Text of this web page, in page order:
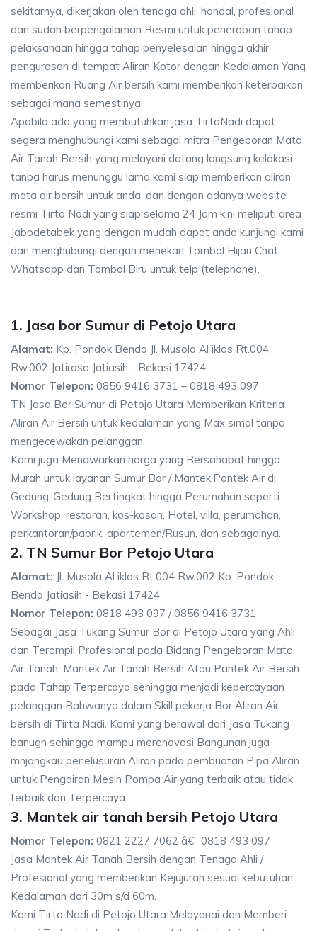
sekitarnya, dikerjakan oleh tenaga ahli, handal, profesional
dan sudah berpengalaman Resmi untuk penerapan tahap
pelaksanaan hingga tahap penyelesaian hingga akhir
pengurasan di tempat Aliran Kotor dengan Kedalaman Yang
memberikan Ruang Air bersih kami memberikan keterbaikan
sebagai mana semestinya.
Apabila ada yang membutuhkan jasa TirtaNadi dapat
segera menghubungi kami sebagai mitra Pengeboran Mata
Air Tanah Bersih yang melayani datang langsung kelokasi
tanpa harus menunggu lama kami siap memberikan aliran
mata air bersih untuk anda, dan dengan adanya website
resmi Tirta Nadi yang siap selama 24 Jam kini meliputi area
Jabodetabek yang dengan mudah dapat anda kunjungi kami
dan menghubungi dengan menekan Tombol Hijau Chat
Whatsapp dan Tombol Biru untuk telp (telephone).
1. Jasa bor Sumur di Petojo Utara
Alamat: Kp. Pondok Benda Jl. Musola Al iklas Rt.004
Rw.002 Jatirasa Jatiasih - Bekasi 17424
Nomor Telepon: 0856 9416 3731 – 0818 493 097
TN Jasa Bor Sumur di Petojo Utara Memberikan Kriteria
Aliran Air Bersih untuk kedalaman yang Max simal tanpa
mengecewakan pelanggan.
Kami juga Menawarkan harga yang Bersahabat hingga
Murah untuk layanan Sumur Bor / Mantek,Pantek Air di
Gedung-Gedung Bertingkat hingga Perumahan seperti
Workshop, restoran, kos-kosan, Hotel, villa, perumahan,
perkantoran/pabrik, apartemen/Rusun, dan sebagainya.
2. TN Sumur Bor Petojo Utara
Alamat: Jl. Musola Al iklas Rt.004 Rw.002 Kp. Pondok
Benda Jatiasih - Bekasi 17424
Nomor Telepon: 0818 493 097 / 0856 9416 3731
Sebagai Jasa Tukang Sumur Bor di Petojo Utara yang Ahli
dan Terampil Profesional pada Bidang Pengeboran Mata
Air Tanah, Mantek Air Tanah Bersih Atau Pantek Air Bersih
pada Tahap Terpercaya sehingga menjadi kepercayaan
pelanggan Bahwanya dalam Skill pekerja Bor Aliran Air
bersih di Tirta Nadi. Kami yang berawal dari Jasa Tukang
banugn sehingga mampu merenovasi Bangunan juga
mnjangkau penelusuran Aliran pada pembuatan Pipa Aliran
untuk Pengairan Mesin Pompa Air yang terbaik atau tidak
terbaik dan Terpercaya.
3. Mantek air tanah bersih Petojo Utara
Nomor Telepon: 0821 2227 7062 â€“ 0818 493 097
Jasa Mantek Air Tanah Bersih dengan Tenaga Ahli /
Profesional yang memberikan Kejujuran sesuai kebutuhan
Kedalaman dari 30m s/d 60m.
Kami Tirta Nadi di Petojo Utara Melayanai dan Memberi